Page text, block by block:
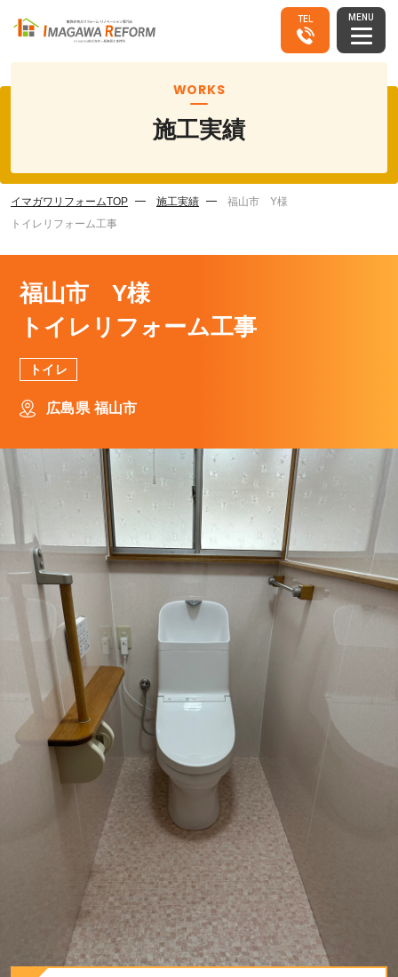
TEL MENU
WORKS
施工実績
イマガワリフォームTOP 施工実績
福山市 Y様
トイレリフォーム工事
福山市 Y様
トイレリフォーム工事
トイレ
広島県 福山市